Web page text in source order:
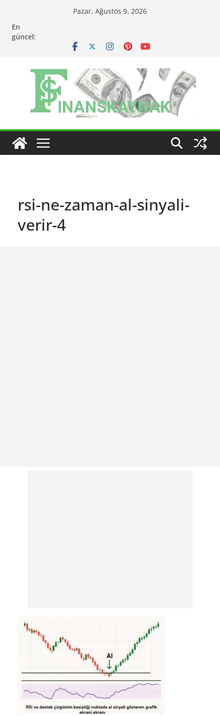
content
Pazar, Ağustos 9, 2026
En
güncel:
rsi-ne-zaman-al-sinyali-
verir-4